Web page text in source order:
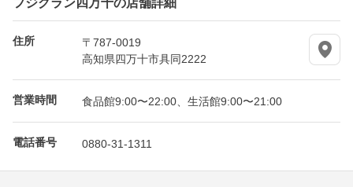
住所
〒787-0019
高知県四万十市具同2222
営業時間 食品館9:00〜22:00、生活館9:00〜21:00
電話番号 0880-31-1311